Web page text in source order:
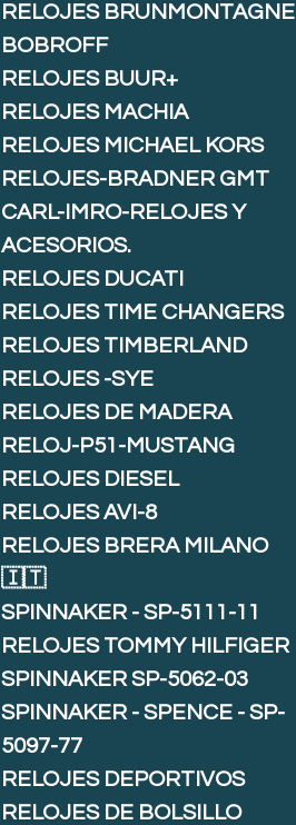
RELOJES BRUNMONTAGNE
BOBROFF
RELOJES BUUR+
RELOJES MACHIA
RELOJES MICHAEL KORS
RELOJES-BRADNER GMT
CARL-IMRO-RELOJES Y
ACESORIOS.
RELOJES DUCATI
RELOJES TIME CHANGERS
RELOJES TIMBERLAND
RELOJES -SYE
RELOJES DE MADERA
RELOJ-P51-MUSTANG
RELOJES DIESEL
RELOJES AVI-8
RELOJES BRERA MILANO
🇮🇹
SPINNAKER - SP-5111-11
RELOJES TOMMY HILFIGER
SPINNAKER SP-5062-03
SPINNAKER - SPENCE - SP-
5097-77
RELOJES DEPORTIVOS
RELOJES DE BOLSILLO